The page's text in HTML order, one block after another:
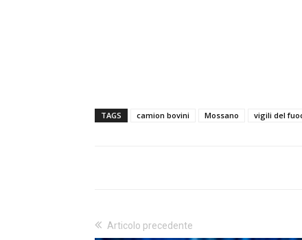
TAGS camion bovini Mossano vigili del
Articolo precedente